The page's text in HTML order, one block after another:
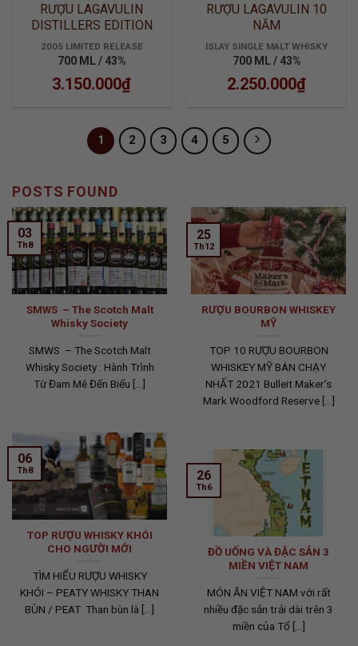
RƯỢU LAGAVULIN
DISTILLERS EDITION
2005-2020
2005 LIMITED RELEASE
700 ML / 43%
3.150.000₫
RƯỢU LAGAVULIN 10
NĂM
ISLAY SINGLE MALT WHISKY
700 ML / 43%
2.250.000₫
1 2 3 4 5
POSTS FOUND
SMWS – The Scotch Malt
Whisky Society
SMWS – The Scotch Malt
Whisky Society : Hành Trình
Từ Đam Mê Đến Biểu [...]
03
Th8
RƯỢU BOURBON WHISKEY
MỸ
TOP 10 RƯỢU BOURBON
WHISKEY MỸ BÁN CHẠY
NHẤT 2021 Bulleit Maker’s
Mark Woodford Reserve [...]
25
Th12
TOP RƯỢU WHISKY KHÓI
CHO NGƯỜI MỚI
TÌM HIỂU RƯỢU WHISKY
KHÓI – PEATY WHISKY THAN
BÙN / PEAT Than bùn là [...]
06
Th8
ĐỒ UỐNG VÀ ĐẶC SẢN 3
MIỀN VIỆT NAM
MÓN ĂN VIỆT NAM với rất
nhiều đặc sản trải dài trên 3
miền của Tổ [...]
26
Th6